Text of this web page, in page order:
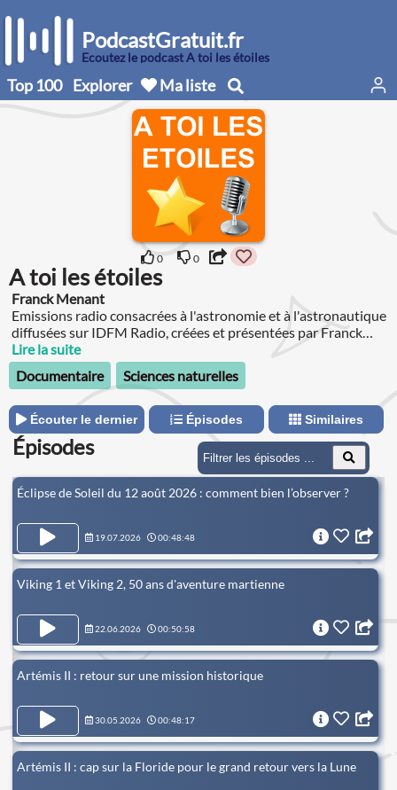
PodcastGratuit.fr
Écoutez le podcast A toi les étoiles
Top 100 Explorer Ma liste
0 0
A toi les étoiles
Franck Menant
Emissions radio consacrées à l'astronomie et à l'astronautique
diffusées sur IDFM Radio, créées et présentées par Franck
Menant.
Lire la suite
Documentaire
Sciences naturelles
Écouter le dernier Épisodes Similaires
Épisodes
Éclipse de Soleil du 12 août 2026 : comment bien l’observer ?
19.07.2026 00:48:48
Viking 1 et Viking 2, 50 ans d'aventure martienne
22.06.2026 00:50:58
Artémis II : retour sur une mission historique
30.05.2026 00:48:17
Artémis II : cap sur la Floride pour le grand retour vers la Lune